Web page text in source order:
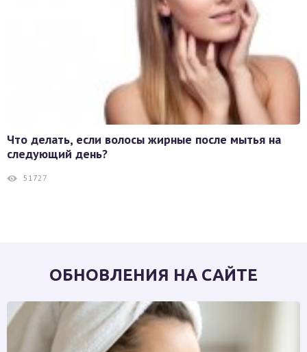
Что делать, если волосы жирные после мытья на
следующий день?
51727
ОБНОВЛЕНИЯ НА САЙТЕ